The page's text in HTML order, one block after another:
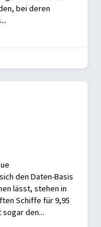
bei deren
den Daten-Basis
lässt, stehen in
Schiffe für 9,95
den...